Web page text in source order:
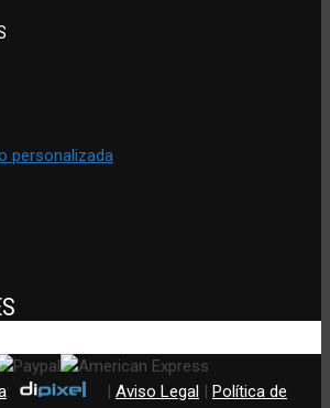
personalizada
: | Aviso Legal | Política de